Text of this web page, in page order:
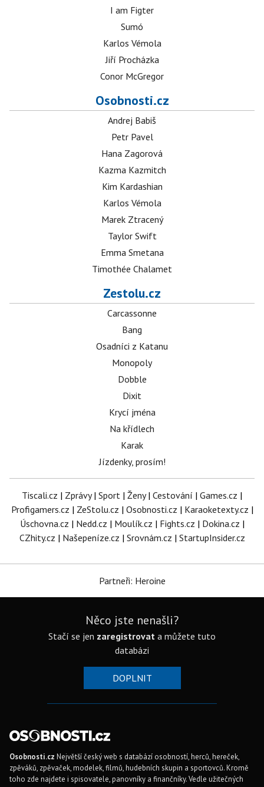
I am Figter
Sumó
Karlos Vémola
Jiří Procházka
Conor McGregor
Osobnosti.cz
Andrej Babiš
Petr Pavel
Hana Zagorová
Kazma Kazmitch
Kim Kardashian
Karlos Vémola
Marek Ztracený
Taylor Swift
Emma Smetana
Timothée Chalamet
Zestolu.cz
Carcassonne
Bang
Osadníci z Katanu
Monopoly
Dobble
Dixit
Krycí jména
Na křídlech
Karak
Jízdenky, prosím!
Tiscali.cz | Zprávy| Sport | Ženy| Cestování | Games.cz |
Profigamers.cz | ZeStolu.cz | Osobnosti.cz | Karaoketexty.cz |
Úschovna.cz | Nedd.cz | Moulík.cz | Fights.cz | Dokina.cz |
CZhity.cz | Našepeníze.cz | Srovnám.cz | StartupInsider.cz
Partneři: Heroine
Něco jste nenašli?
Stačí se jen zaregistrovat a můžete tuto
databázi
DOPLNIT
Osobnosti.cz Největší český web s databází osobností, herců, hereček,
zpěváků, zpěvaček, modelek, filmů, hudebních skupin a sportovců. Kromě
toho zde najdete i spisovatele, panovníky a finančníky. Vedle užitečných